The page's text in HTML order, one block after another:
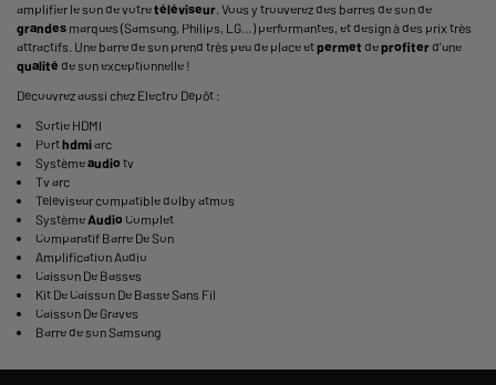
amplifier le son de votretéléviseur. Vous y trouverez des barres de son de
grandes marques (Samsung, Philips, LG…) performantes, et design à des prix très
attractifs. Une barre de son prend très peu de place etpermet deprofiterd’une
qualité de son exceptionnelle !
Découvrez aussi chez Electro Dépôt :
Sortie HDMI
Porthdmiarc
Systèmeaudio tv
Tv arc
Téléviseur compatible dolby atmos
SystèmeAudio Complet
Comparatif Barre De Son
Amplification Audio
Caisson De Basses
Kit De Caisson De Basse Sans Fil
Caisson De Graves
Barre de son Samsung